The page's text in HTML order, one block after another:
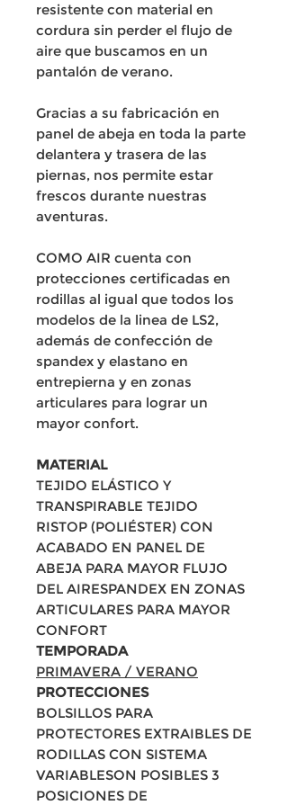
resistente con material en
cordura sin perder el flujo de
aire que buscamos en un
pantalón de verano.
Gracias a su fabricación en
panel de abeja en toda la parte
delantera y trasera de las
piernas, nos permite estar
frescos durante nuestras
aventuras.
COMO AIR cuenta con
protecciones certificadas en
rodillas al igual que todos los
modelos de la linea de LS2,
además de confección de
spandex y elastano en
entrepierna y en zonas
articulares para lograr un
mayor confort.
MATERIAL
TEJIDO ELÁSTICO Y
TRANSPIRABLE TEJIDO
RISTOP (POLIÉSTER) CON
ACABADO EN PANEL DE
ABEJA PARA MAYOR FLUJO
DEL AIRESPANDEX EN ZONAS
ARTICULARES PARA MAYOR
CONFORT
TEMPORADA
PRIMAVERA / VERANO
PROTECCIONES
BOLSILLOS PARA
PROTECTORES EXTRAIBLES DE
RODILLAS CON SISTEMA
VARIABLESON POSIBLES 3
POSICIONES DE